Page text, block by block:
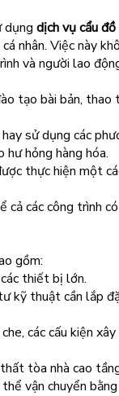
dụng dịch vụ cẩu
nhân. Việc này
và người lao
tạo bài bản, thao
sử dụng các
hư hỏng hàng hóa.
thực hiện một
cả các công trình
gồm:
thiết bị lớn.
kỹ thuật cần lắp
các cấu kiện
tòa nhà cao
vận chuyển